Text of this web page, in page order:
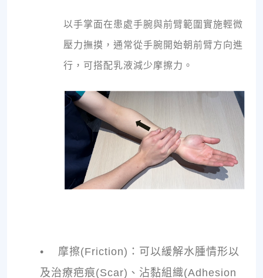
以手掌面在患處手腕與前臂範圍實施輕微
壓力撫摸，通常從手腕開始朝前臂方向進
行，可搭配乳液減少摩擦力。
• 摩擦(Friction)：可以緩解水腫情形以
及治療疤痕(Scar)、沾黏組織(Adhesion